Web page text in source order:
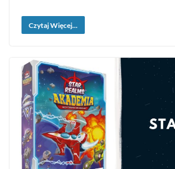
Czytaj Więcej...